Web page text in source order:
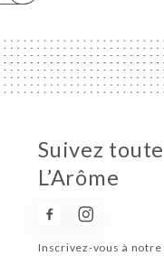
Suivez
L’Arôme
Inscrivez-vous à